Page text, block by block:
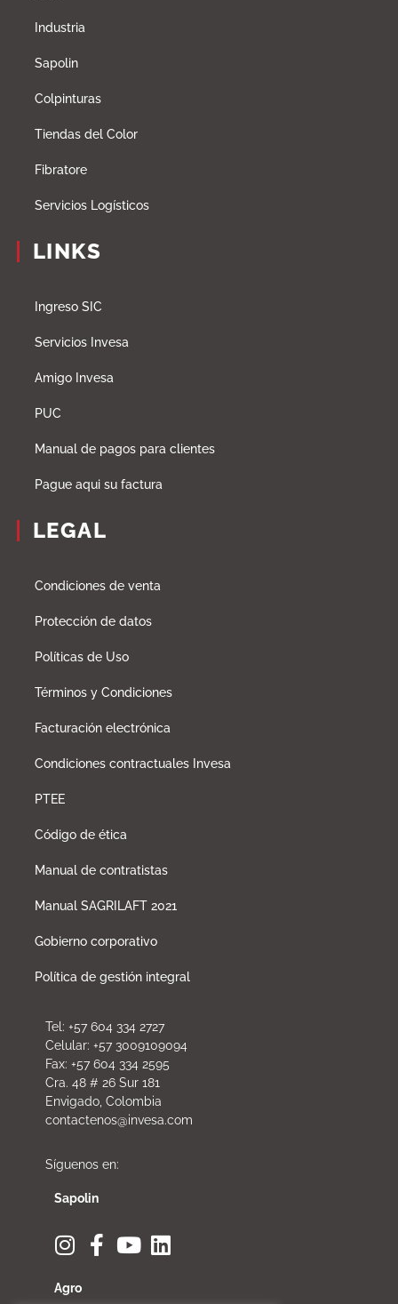
Industria
Sapolin
Colpinturas
Tiendas del Color
Fibratore
Servicios Logísticos
LINKS
Ingreso SIC
Servicios Invesa
Amigo Invesa
PUC
Manual de pagos para clientes
Pague aqui su factura
LEGAL
Condiciones de venta
Protección de datos
Políticas de Uso
Términos y Condiciones
Facturación electrónica
Condiciones contractuales Invesa
PTEE
Código de ética
Manual de contratistas
Manual SAGRILAFT 2021
Gobierno corporativo
Política de gestión integral
Tel: +57 604 334 2727
Celular: +57 3009109094
Fax: +57 604 334 2595
Cra. 48 # 26 Sur 181
Envigado, Colombia
contactenos@invesa.com
Síguenos en:
Sapolin
Agro